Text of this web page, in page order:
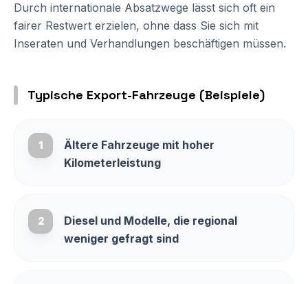
Durch internationale Absatzwege lässt sich oft ein
fairer Restwert erzielen, ohne dass Sie sich mit
Inseraten und Verhandlungen beschäftigen müssen.
Typische Export-Fahrzeuge (Beispiele)
1
Ältere Fahrzeuge mit hoher
Kilometerleistung
2
Diesel und Modelle, die regional
weniger gefragt sind